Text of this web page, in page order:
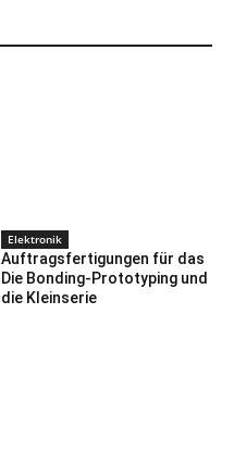
Elektronik
Auftragsfertigungen für das
Die Bonding-Prototyping und
die Kleinserie